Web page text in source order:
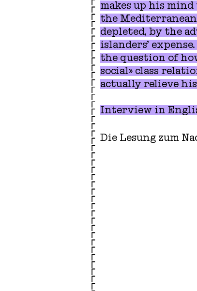
makes up his
the Mediterranean
depleted, by the
islanders’
the question of
social» class
actually relieve his
Interview in
Die Lesung zum